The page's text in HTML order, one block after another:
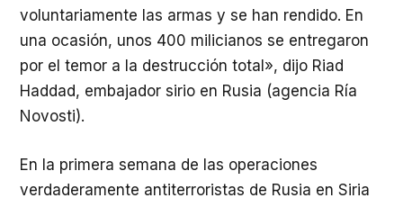
voluntariamente las armas y se han rendido. En
una ocasión, unos 400 milicianos se entregaron
por el temor a la destrucción total», dijo Riad
Haddad, embajador sirio en Rusia (agencia Ría
Novosti).
En la primera semana de las operaciones
verdaderamente antiterroristas de Rusia en Siria